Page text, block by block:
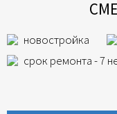
новостройка
срок ремонта - 7